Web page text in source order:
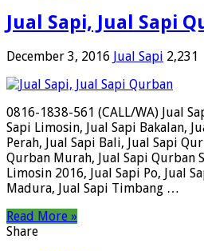
Jual Sapi, Jual Sapi
December 3, 2016 Jual Sapi 2,231
0816-1838-561 (CALL/WA) Jual
Sapi Limosin, Jual Sapi Bakalan,
Perah, Jual Sapi Bali, Jual Sapi
Qurban Murah, Jual Sapi Qurban
Limosin 2016, Jual Sapi Po, Jual
Madura, Jual Sapi Timbang …
Read More »
Share